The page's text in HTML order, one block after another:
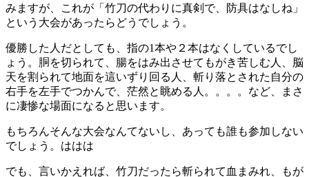
みますが、これが「竹刀の代わりに真剣で、防具はなしね」
という大会があったらどうでしょう。
優勝した人だとしても、指の1本や２本はなくしているでし
ょう。胴を切られて、腸をはみ出させてもがき苦しむ人、脳
天を割られて地面を這いずり回る人、斬り落とされた自分の
右手を左手でつかんで、茫然と眺める人。。。。など、まさ
に凄惨な場面になると思います。
もちろんそんな大会なんてないし、あっても誰も参加しない
でしょう。ははは
でも、言いかえれば、竹刀だったら斬られて血まみれ、もが